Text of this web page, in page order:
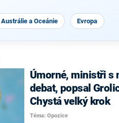
Austrálie a Oceánie Evropa
Úmorné, ministři s
debat, popsal
Chystá velký krok
Téma: Opozice